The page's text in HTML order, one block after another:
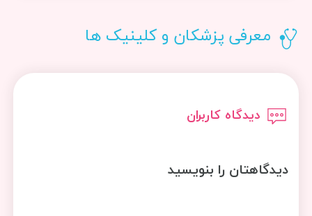
معرفی پزشکان و کلینیک ها
دیدگاه کاربران
دیدگاهتان را بنویسید